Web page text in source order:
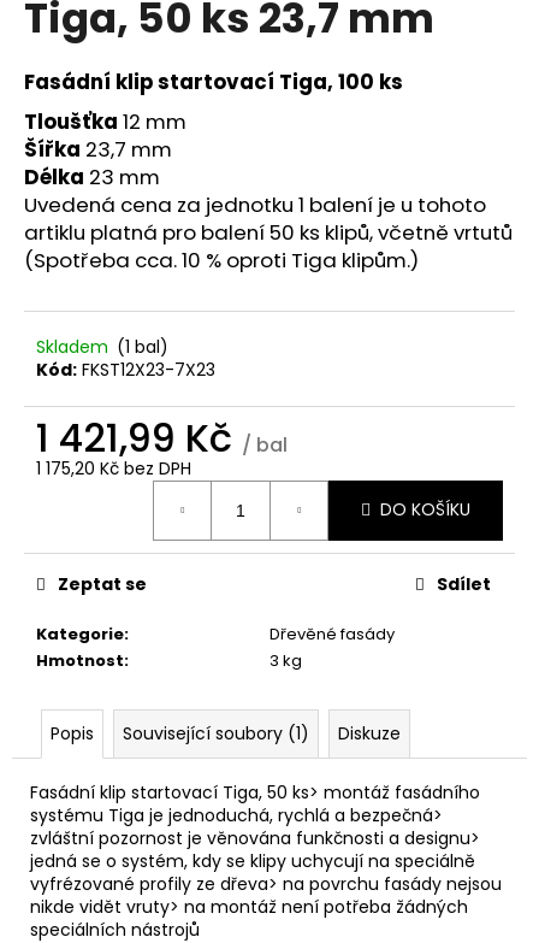
Tiga, 50 ks 23,7 mm
Fasádní klip startovací Tiga, 100 ks
Tloušťka 12 mm
Šířka 23,7 mm
Délka 23 mm
Uvedená cena za jednotku 1 balení je u tohoto
artiklu platná pro balení 50 ks klipů, včetně vrtutů
(Spotřeba cca. 10 % oproti Tiga klipům.)
Skladem (1 bal)
Kód: FKST12X23-7X23
1 421,99 Kč / bal
1 175,20 Kč bez DPH
DO KOŠÍKU
Kategorie:
Dřevěné fasády
Hmotnost: 3 kg
Zeptat se Sdílet
Popis Související soubory (1) Diskuze
Fasádní klip startovací Tiga, 50 ks> montáž fasádního
systému Tiga je jednoduchá, rychlá a bezpečná>
zvláštní pozornost je věnována funkčnosti a designu>
jedná se o systém, kdy se klipy uchycují na speciálně
vyfrézované profily ze dřeva> na povrchu fasády nejsou
nikde vidět vruty> na montáž není potřeba žádných
speciálních nástrojů
a
í
t
?
HLEDAT
D
o
p
o
u
e
m
e
NASTAVITELNÝ
TERČ
BUZON
PB-
89,66
Kč